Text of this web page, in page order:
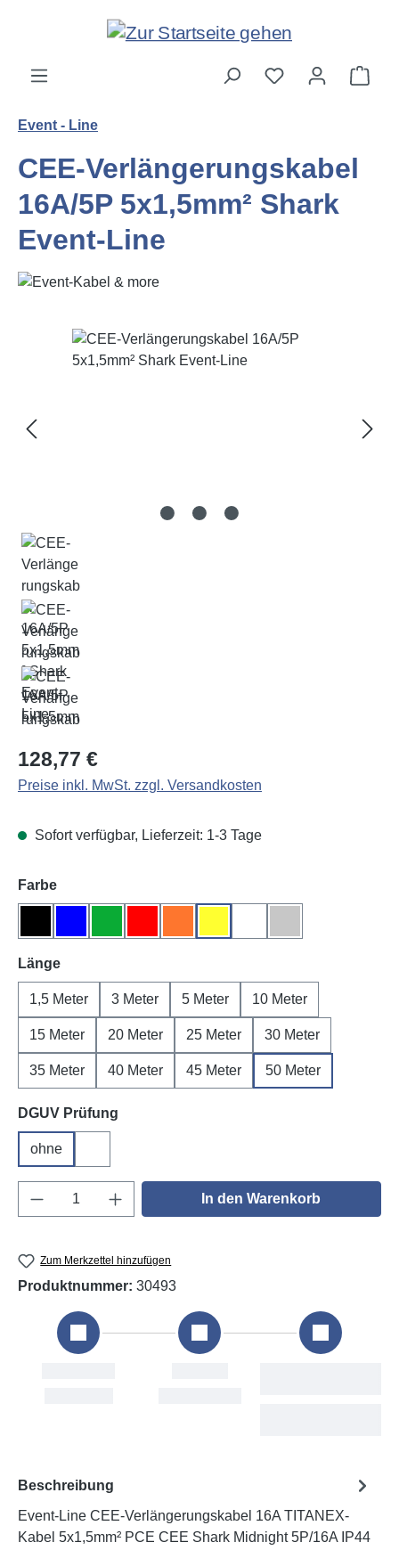
Zum Hauptinhalt springen
Event - Line
CEE-Verlängerungskabel
16A/5P 5x1,5mm² Shark
Event-Line
Bildergalerie überspringen
Regulärer Preis:
128,77 €
Preise inkl. MwSt. zzgl. Versandkosten
Sofort verfügbar, Lieferzeit: 1-3 Tage
Farbeauswählen
Längeauswählen
1,5 Meter 3 Meter 5 Meter 10 Meter
15 Meter 20 Meter 25 Meter 30 Meter
35 Meter 40 Meter 45 Meter 50 Meter
DGUV Prüfung
ohne
Produkt Anzahl: Gib den gewünschten
In den Warenkorb
Zum Merkzettel hinzufügen
Produktnummer: 30493
Beschreibung
Event-Line CEE-Verlängerungskabel 16A TITANEX-
Kabel 5x1,5mm² PCE CEE Shark Midnight 5P/16A IP44